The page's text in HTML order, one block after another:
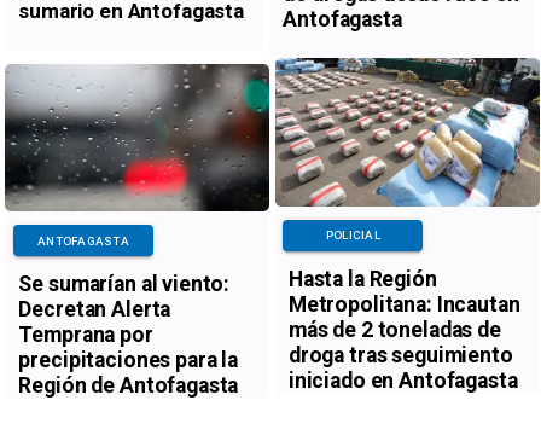
sumario en Antofagasta
Antofagasta
Se sumarían al viento:
Decretan Alerta
Temprana por
precipitaciones para la
Región de Antofagasta
ANTOFAGASTA
Hasta la Región
Metropolitana: Incautan
más de 2 toneladas de
droga tras seguimiento
iniciado en Antofagasta
POLICIAL